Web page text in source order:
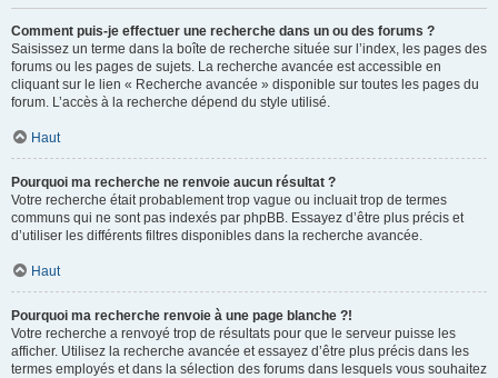
Comment puis-je effectuer une recherche dans un ou des forums ?
Saisissez un terme dans la boîte de recherche située sur l’index, les pages des
forums ou les pages de sujets. La recherche avancée est accessible en
cliquant sur le lien « Recherche avancée » disponible sur toutes les pages du
forum. L’accès à la recherche dépend du style utilisé.
Haut
Pourquoi ma recherche ne renvoie aucun résultat ?
Votre recherche était probablement trop vague ou incluait trop de termes
communs qui ne sont pas indexés par phpBB. Essayez d’être plus précis et
d’utiliser les différents filtres disponibles dans la recherche avancée.
Haut
Pourquoi ma recherche renvoie à une page blanche ?!
Votre recherche a renvoyé trop de résultats pour que le serveur puisse les
afficher. Utilisez la recherche avancée et essayez d’être plus précis dans les
termes employés et dans la sélection des forums dans lesquels vous souhaitez